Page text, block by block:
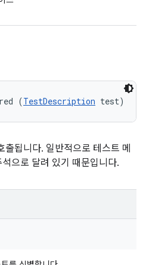
(TestDescription test)
됩니다. 일반적으로 테스트 메
으로 달려 있기 때문입니다.